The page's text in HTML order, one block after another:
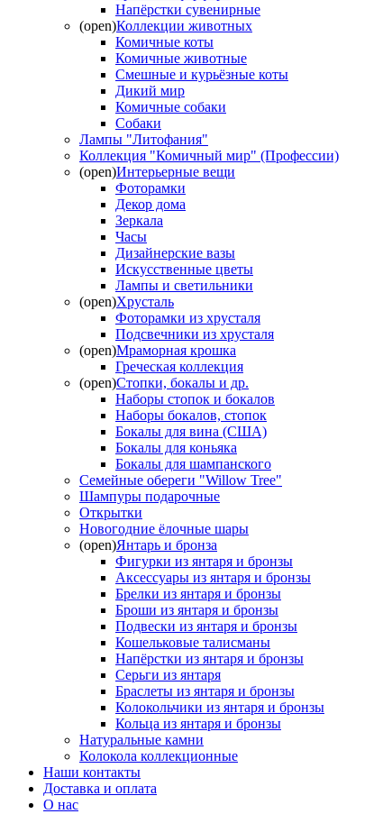
Напёрстки сувенирные
(open)Коллекции животных
Комичные коты
Комичные животные
Смешные и курьёзные коты
Дикий мир
Комичные собаки
Собаки
Лампы "Литофания"
Коллекция "Комичный мир" (Профессии)
(open)Интерьерные вещи
Фоторамки
Декор дома
Зеркала
Часы
Дизайнерские вазы
Искусственные цветы
Лампы и светильники
(open)Хрусталь
Фоторамки из хрусталя
Подсвечники из хрусталя
(open)Мраморная крошка
Греческая коллекция
(open)Стопки, бокалы и др.
Наборы стопок и бокалов
Наборы бокалов, стопок
Бокалы для вина (США)
Бокалы для коньяка
Бокалы для шампанского
Семейные обереги "Willow Tree"
Шампуры подарочные
Открытки
Новогодние ёлочные шары
(open)Янтарь и бронза
Фигурки из янтаря и бронзы
Аксессуары из янтаря и бронзы
Брелки из янтаря и бронзы
Броши из янтаря и бронзы
Подвески из янтаря и бронзы
Кошельковые талисманы
Напёрстки из янтаря и бронзы
Серьги из янтаря
Браслеты из янтаря и бронзы
Колокольчики из янтаря и бронзы
Кольца из янтаря и бронзы
Натуральные камни
Колокола коллекционные
Наши контакты
Доставка и оплата
О нас